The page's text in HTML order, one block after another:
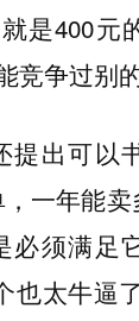
是400元
竞争过别的
提出可以
一年能
必须满足
太牛逼